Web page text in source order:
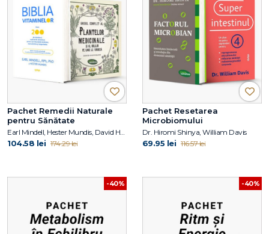
Pachet Remedii Naturale
pentru Sănătate
Earl Mindell, Hester Mundis, David Hoffmann
104.58 lei 174.29 lei
Pachet Resetarea
Microbiomului
Dr. Hiromi Shinya, William Davis
69.95 lei 116.57 lei
-40% -40%